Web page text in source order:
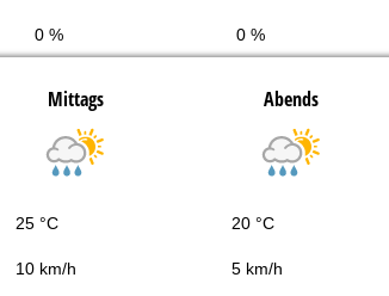
0 % 0 %
Mittags Abends
25 °C 20 °C
10 km/h 5 km/h